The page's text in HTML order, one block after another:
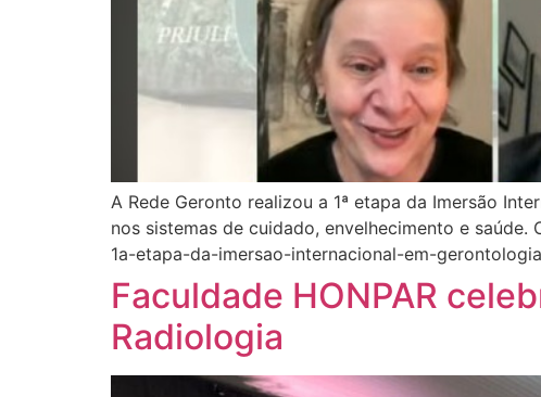
A Rede Geronto realizou a 1ª etapa da Imersão
nos sistemas de cuidado, envelhecimento e
1a-etapa-da-imersao-internacional-em-
Faculdade HONPAR
Radiologia